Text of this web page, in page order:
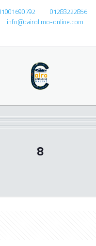
01283222856
info@cairolimo-online.com
8